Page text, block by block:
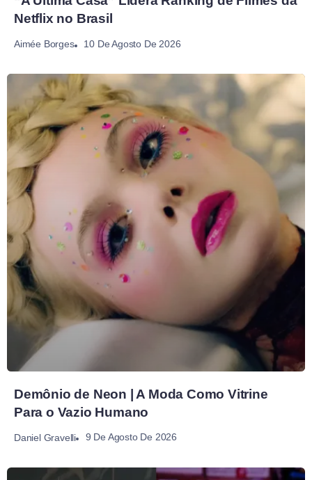
Netflix no Brasil
Aimée Borges 10 De Agosto De 2026
Demônio de Neon | A Moda Como Vitrine
Para o Vazio Humano
Daniel Gravelli 9 De Agosto De 2026